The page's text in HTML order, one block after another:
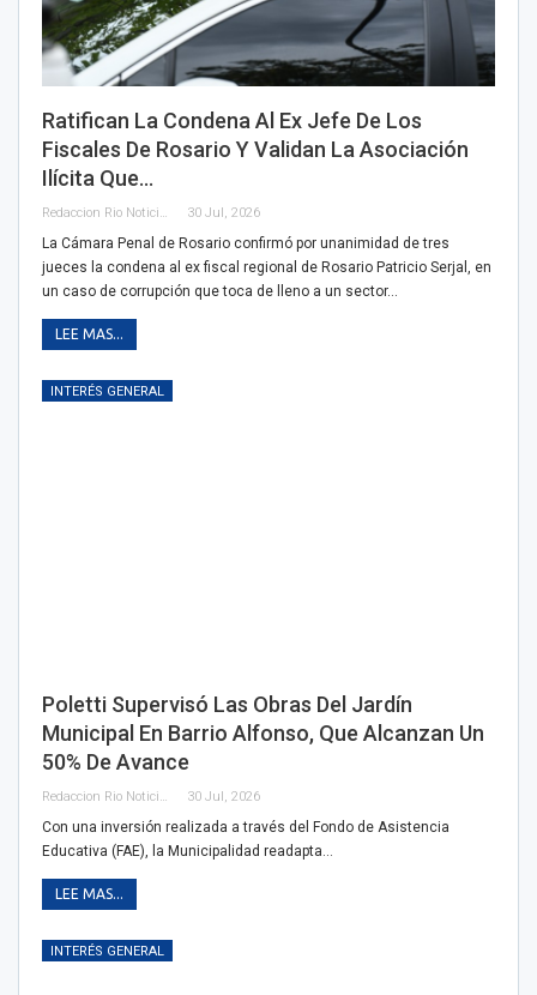
Ratifican La Condena Al Ex Jefe De Los
Fiscales De Rosario Y Validan La Asociación
Ilícita Que…
Redaccion Rio Noticias OK 30 Jul, 2026
La Cámara Penal de Rosario confirmó por unanimidad de tres
jueces la condena al ex fiscal regional de Rosario Patricio Serjal, en
un caso de corrupción que toca de lleno a un sector…
LEE MAS...
INTERÉS GENERAL
Poletti Supervisó Las Obras Del Jardín
Municipal En Barrio Alfonso, Que Alcanzan Un
50% De Avance
Redaccion Rio Noticias OK 30 Jul, 2026
Con una inversión realizada a través del Fondo de Asistencia
Educativa (FAE), la Municipalidad readapta…
LEE MAS...
INTERÉS GENERAL